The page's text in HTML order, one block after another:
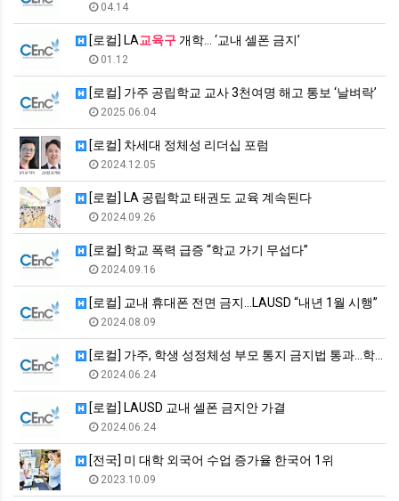
04.14
[로컬] LA교육구 개학… ‘교내 셀폰 금지’
01.12
[로컬] 가주 공립학교 교사 3천여명 해고 통보 ‘날벼락’
2025.06.04
[로컬] 차세대 정체성 리더십 포럼
2024.12.05
[로컬] LA 공립학교 태권도 교육 계속된다
2024.09.26
[로컬] 학교 폭력 급증 “학교 가기 무섭다”
2024.09.16
[로컬] 교내 휴대폰 전면 금지…LAUSD “내년 1월 시행”
2024.08.09
[로컬] 가주, 학생 성정체성 부모 통지 금지법 통과…학생이 동…
2024.06.24
[로컬] LAUSD 교내 셀폰 금지안 가결
2024.06.24
[전국] 미 대학 외국어 수업 증가율 한국어 1위
2023.10.09